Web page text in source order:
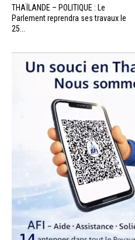
THAÏLANDE – POLITIQUE : Le
Parlement reprendra ses travaux le
25...